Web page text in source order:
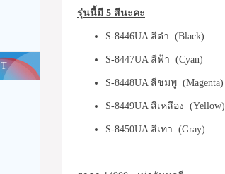
รุ่นนี้มี 5 สีนะคะ
S-8446UA สีดำ (Black)
S-8447UA สีฟ้า (Cyan)
S-8448UA สีชมพู (Magenta)
S-8449UA สีเหลือง (Yellow)
S-8450UA สีเทา (Gray)